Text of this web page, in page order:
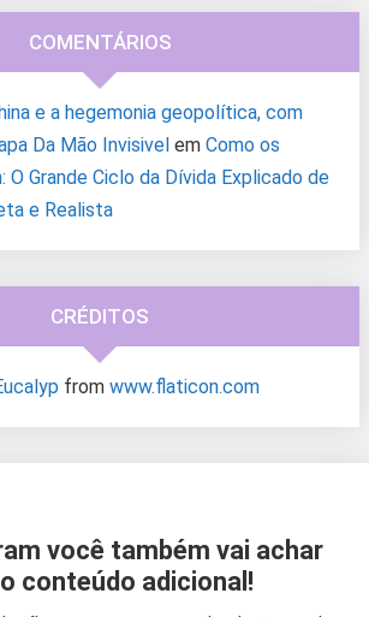
COMENTÁRIOS
e a hegemonia geopolítica, com
Da Mão Invisivel em Como os
O Grande Ciclo da Dívida Explicado de
e Realista
CRÉDITOS
from www.flaticon.com
você também vai achar
conteúdo adicional!